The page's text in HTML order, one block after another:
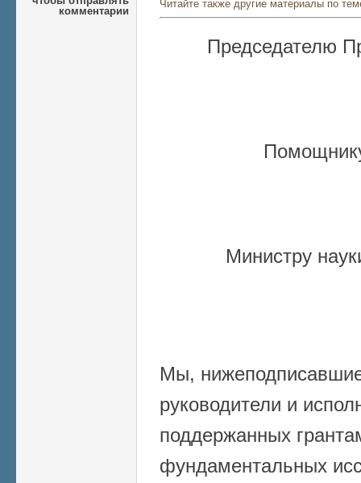
комментарии
Читайте также другие материалы по
Председателю
Министру
Мы,
руководители и
поддержанных
фундаментальных